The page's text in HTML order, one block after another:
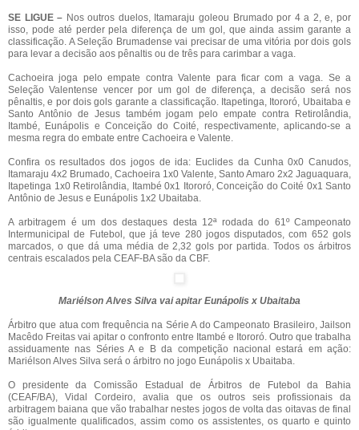
SE LIGUE – Nos outros duelos, Itamaraju goleou Brumado por 4 a 2, e, por
isso, pode até perder pela diferença de um gol, que ainda assim garante a
classificação. A Seleção Brumadense vai precisar de uma vitória por dois gols
para levar a decisão aos pênaltis ou de três para carimbar a vaga.
Cachoeira joga pelo empate contra Valente para ficar com a vaga. Se a
Seleção Valentense vencer por um gol de diferença, a decisão será nos
pênaltis, e por dois gols garante a classificação. Itapetinga, Itororó, Ubaitaba e
Santo Antônio de Jesus também jogam pelo empate contra Retirolândia,
Itambé, Eunápolis e Conceição do Coité, respectivamente, aplicando-se a
mesma regra do embate entre Cachoeira e Valente.
Confira os resultados dos jogos de ida: Euclides da Cunha 0x0 Canudos,
Itamaraju 4x2 Brumado, Cachoeira 1x0 Valente, Santo Amaro 2x2 Jaguaquara,
Itapetinga 1x0 Retirolândia, Itambé 0x1 Itororó, Conceição do Coité 0x1 Santo
Antônio de Jesus e Eunápolis 1x2 Ubaitaba.
A arbitragem é um dos destaques desta 12ª rodada do 61º Campeonato
Intermunicipal de Futebol, que já teve 280 jogos disputados, com 652 gols
marcados, o que dá uma média de 2,32 gols por partida. Todos os árbitros
centrais escalados pela CEAF-BA são da CBF.
Mariélson Alves Silva vai apitar Eunápolis x Ubaitaba
Árbitro que atua com frequência na Série A do Campeonato Brasileiro, Jailson
Macêdo Freitas vai apitar o confronto entre Itambé e Itororó. Outro que trabalha
assiduamente nas Séries A e B da competição nacional estará em ação:
Mariélson Alves Silva será o árbitro no jogo Eunápolis x Ubaitaba.
O presidente da Comissão Estadual de Árbitros de Futebol da Bahia
(CEAF/BA), Vidal Cordeiro, avalia que os outros seis profissionais da
arbitragem baiana que vão trabalhar nestes jogos de volta das oitavas de final
são igualmente qualificados, assim como os assistentes, os quarto e quinto